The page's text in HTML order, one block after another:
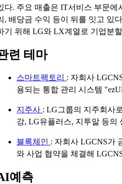
다. 주요 매출은 IT서비스 부문에
, 배당금 수익 등이 뒤를 잇고 있
기 위해 LG와 LX계열로 기업분
련 테마
스마트팩토리 : 자회사
용되는 통합 관리 시스템
지주사 : LG그룹의 지주회사
강, LG유플러스, 지투알 등의
블록체인 : 자회사 LGCNS가
와 사업 협약을 체결해
예측